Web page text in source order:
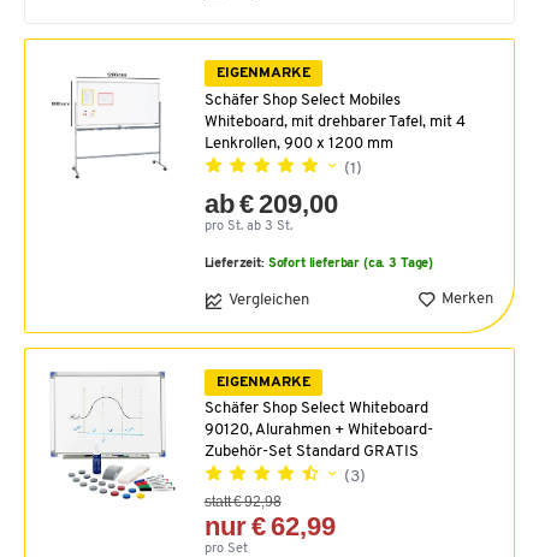
EIGENMARKE
Schäfer Shop Select Mobiles
Whiteboard, mit drehbarer Tafel, mit 4
Lenkrollen, 900 x 1200 mm
(1)
ab € 209,00
pro St. ab 3 St.
Lieferzeit: Sofort lieferbar (ca. 3 Tage)
Vergleichen Merken
EIGENMARKE
Schäfer Shop Select Whiteboard
90120, Alurahmen + Whiteboard-
Zubehör-Set Standard GRATIS
(3)
statt € 92,98
nur € 62,99
pro Set